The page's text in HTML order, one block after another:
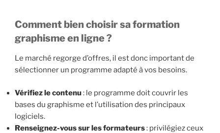
Comment bien choisir sa formation
graphisme en ligne ?
Le marché regorge d’offres, il est donc important de
sélectionner un programme adapté à vos besoins.
Vérifiez le contenu: le programme doit couvrir les
bases du graphisme et l’utilisation des principaux
logiciels.
Renseignez-vous sur les formateurs: privilégiez ceux